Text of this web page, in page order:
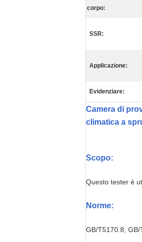
corpo:
SSR:
Applicazione:
Evidenziare:
Camera di
climatica a
Scopo:
Questo tester è
Norme:
GB/T5170.8,